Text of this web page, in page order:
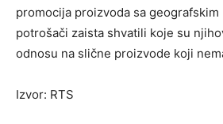
promocija proizvoda sa
potrošači zaista shvatili koje su
odnosu na slične proizvode koji
Izvor: RTS